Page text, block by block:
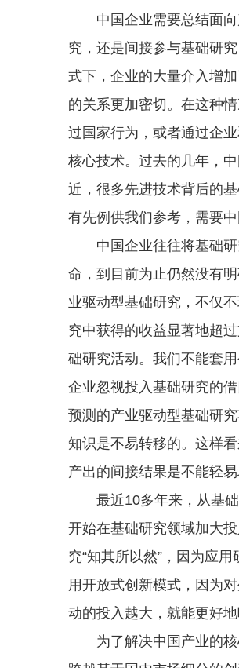
中国企业需要总结面向
究，还是间接参与基础研
式下，企业的大量介入增
的关系更加密切。在这种
过国家行为，或者通过企
核心技术。过去的几年，
近，很多先进技术背后的
有先例供我们参考，需要中
中国企业往往将基础研
命，到目前为止仍然没有
业驱动型基础研究，不仅
究中获得的收益显著地超
础研究活动。我们不能套
企业忽视投入基础研究的
预测的产业驱动型基础研
知识是不易转移的。这样
产出的间接结果是不能轻
最近10多年来，从基础
开始在基础研究领域加大
究“知其所以然”，因为应
用开放式创新模式，因为
动的投入越大，就能更好
为了解决中国产业的核